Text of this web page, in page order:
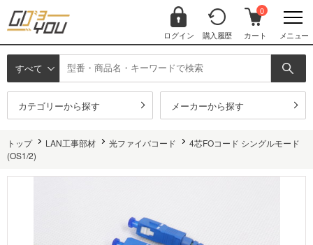
ログイン 購入履歴
0
カート メニュー
すべて
カテゴリーから探す メーカーから探す
トップ LAN工事部材 光ファイバコード
4芯FOコード シングルモード
(OS1/2)